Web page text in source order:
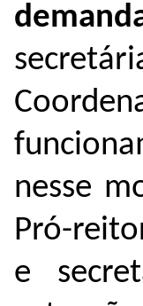
nesse
Pró-
e